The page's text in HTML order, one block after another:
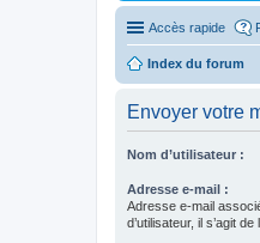
Accès rapide
Index du forum
Envoyer votre
Nom d’utilisateur :
Adresse e-mail :
Adresse e-mail
d’utilisateur, il s’agit